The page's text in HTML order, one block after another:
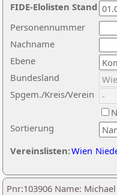
Nachname
Ebene
Sortierung
Personennummer
Bundesland
Spgem./Kreis/Verein
Vereinslisten:Wien
FIDE-Elolisten Stand
Pnr:103906 Name: